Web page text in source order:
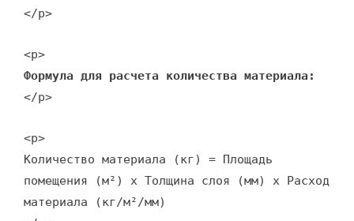
</p>
<p>
Формула для расчета количества материала:
</p>
<p>
Количество материала (кг) = Площадь
помещения (м²) x Толщина слоя (мм) x Расход
материала (кг/м²/мм)